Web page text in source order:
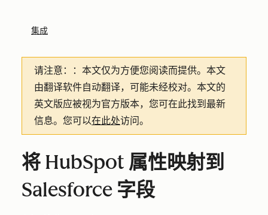
集成
请注意： ：本文仅为方便您阅读而提供。 本文
由翻译软件自动翻译，可能未经校对。本文的
英文版应被视为官方版本，您可在此找到最新
信息。您可以在此处访问。
将 HubSpot 属性映射到
Salesforce 字段